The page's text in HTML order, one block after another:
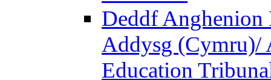
Deddf
Addysg (Cymru)/
Education